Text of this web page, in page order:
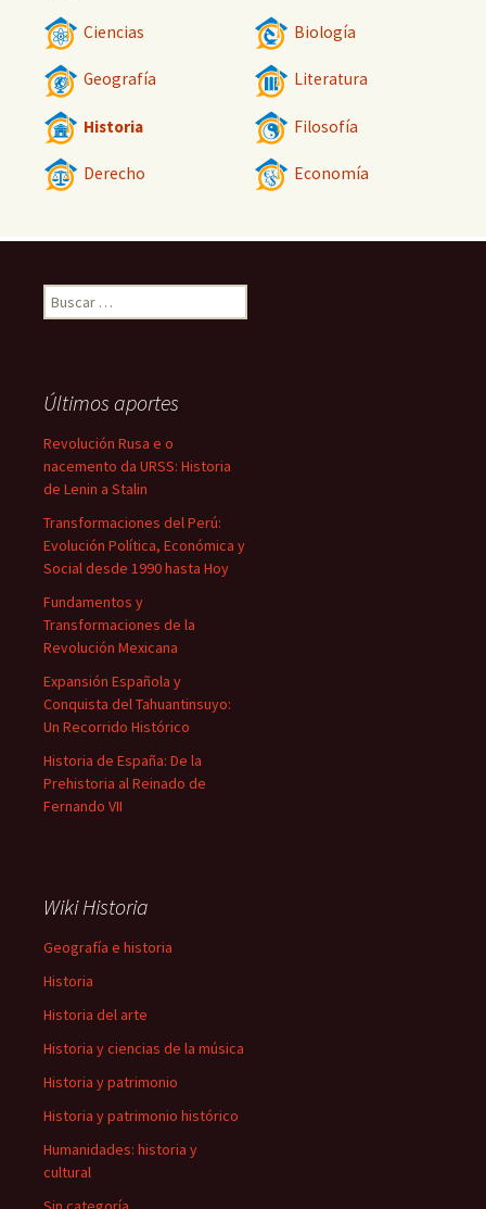
Ciencias Biología
Geografía Literatura
Historia Filosofía
Derecho Economía
Buscar:
Últimos aportes
Revolución Rusa e o
nacemento da URSS: Historia
de Lenin a Stalin
Transformaciones del Perú:
Evolución Política, Económica y
Social desde 1990 hasta Hoy
Fundamentos y
Transformaciones de la
Revolución Mexicana
Expansión Española y
Conquista del Tahuantinsuyo:
Un Recorrido Histórico
Historia de España: De la
Prehistoria al Reinado de
Fernando VII
Wiki Historia
Geografía e historia
Historia
Historia del arte
Historia y ciencias de la música
Historia y patrimonio
Historia y patrimonio histórico
Humanidades: historia y
cultural